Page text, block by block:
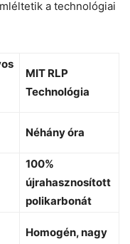
a technológiai
MIT RLP
Technológia
Néhány óra
100%
újrahasznosított
polikarbonát
Homogén, nagy